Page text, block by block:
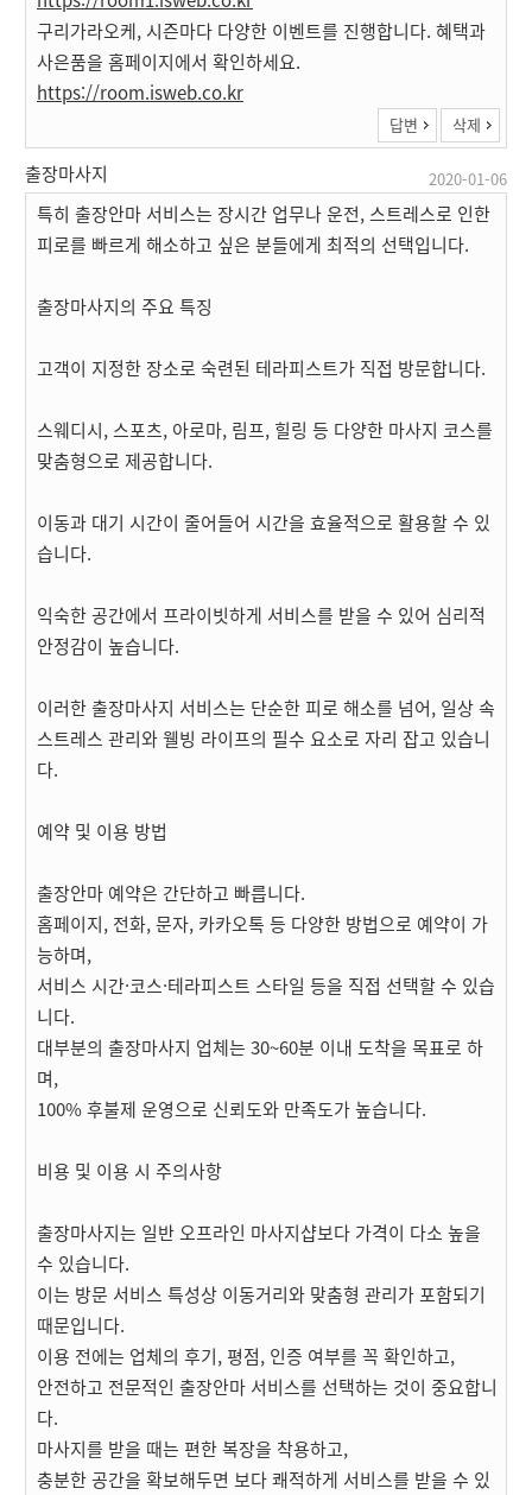
구리가라오케, 시즌마다 다양한 이벤트를 진행합니다. 혜택과
사은품을 홈페이지에서 확인하세요.
https://room.isweb.co.kr
답변 삭제
출장마사지 2020-01-06
특히 출장안마 서비스는 장시간 업무나 운전, 스트레스로 인한
피로를 빠르게 해소하고 싶은 분들에게 최적의 선택입니다.
출장마사지의 주요 특징
고객이 지정한 장소로 숙련된 테라피스트가 직접 방문합니다.
스웨디시, 스포츠, 아로마, 림프, 힐링 등 다양한 마사지 코스를
맞춤형으로 제공합니다.
이동과 대기 시간이 줄어들어 시간을 효율적으로 활용할 수 있
습니다.
익숙한 공간에서 프라이빗하게 서비스를 받을 수 있어 심리적
안정감이 높습니다.
이러한 출장마사지 서비스는 단순한 피로 해소를 넘어, 일상 속
스트레스 관리와 웰빙 라이프의 필수 요소로 자리 잡고 있습니
다.
예약 및 이용 방법
출장안마 예약은 간단하고 빠릅니다.
홈페이지, 전화, 문자, 카카오톡 등 다양한 방법으로 예약이 가
능하며,
서비스 시간·코스·테라피스트 스타일 등을 직접 선택할 수 있습
니다.
대부분의 출장마사지 업체는 30~60분 이내 도착을 목표로 하
며,
100% 후불제 운영으로 신뢰도와 만족도가 높습니다.
비용 및 이용 시 주의사항
출장마사지는 일반 오프라인 마사지샵보다 가격이 다소 높을
수 있습니다.
이는 방문 서비스 특성상 이동거리와 맞춤형 관리가 포함되기
때문입니다.
이용 전에는 업체의 후기, 평점, 인증 여부를 꼭 확인하고,
안전하고 전문적인 출장안마 서비스를 선택하는 것이 중요합니
다.
마사지를 받을 때는 편한 복장을 착용하고,
충분한 공간을 확보해두면 보다 쾌적하게 서비스를 받을 수 있